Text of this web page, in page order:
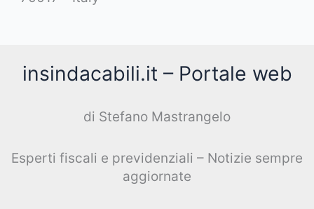
insindacabili.it – Portale web
di Stefano Mastrangelo
Esperti fiscali e previdenziali – Notizie sempre
aggiornate